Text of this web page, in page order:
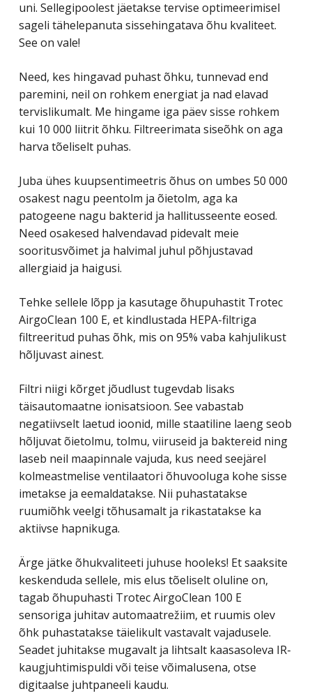
uni. Sellegipoolest jäetakse tervise optimeerimisel
sageli tähelepanuta sissehingatava õhu kvaliteet.
See on vale!
Need, kes hingavad puhast õhku, tunnevad end
paremini, neil on rohkem energiat ja nad elavad
tervislikumalt. Me hingame iga päev sisse rohkem
kui 10 000 liitrit õhku. Filtreerimata siseõhk on aga
harva tõeliselt puhas.
Juba ühes kuupsentimeetris õhus on umbes 50 000
osakest nagu peentolm ja õietolm, aga ka
patogeene nagu bakterid ja hallitusseente eosed.
Need osakesed halvendavad pidevalt meie
sooritusvõimet ja halvimal juhul põhjustavad
allergiaid ja haigusi.
Tehke sellele lõpp ja kasutage õhupuhastit Trotec
AirgoClean 100 E, et kindlustada HEPA-filtriga
filtreeritud puhas õhk, mis on 95% vaba kahjulikust
hõljuvast ainest.
Filtri niigi kõrget jõudlust tugevdab lisaks
täisautomaatne ionisatsioon. See vabastab
negatiivselt laetud ioonid, mille staatiline laeng seob
hõljuvat õietolmu, tolmu, viiruseid ja baktereid ning
laseb neil maapinnale vajuda, kus need seejärel
kolmeastmelise ventilaatori õhuvooluga kohe sisse
imetakse ja eemaldatakse. Nii puhastatakse
ruumiõhk veelgi tõhusamalt ja rikastatakse ka
aktiivse hapnikuga.
Ärge jätke õhukvaliteeti juhuse hooleks! Et saaksite
keskenduda sellele, mis elus tõeliselt oluline on,
tagab õhupuhasti Trotec AirgoClean 100 E
sensoriga juhitav automaatrežiim, et ruumis olev
õhk puhastatakse täielikult vastavalt vajadusele.
Seadet juhitakse mugavalt ja lihtsalt kaasasoleva IR-
kaugjuhtimispuldi või teise võimalusena, otse
digitaalse juhtpaneeli kaudu.